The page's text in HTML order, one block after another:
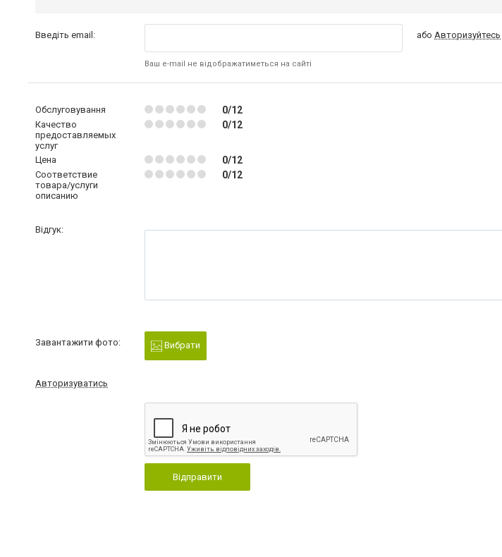
Введіть email:
Ваш e-mail не відображатиметься на сайті
абоАвторизуйтесь
Обслуговування 0/12
Качество
предоставляемых
услуг
0/12
Цена 0/12
Соответствие
товара/услуги
описанию
0/12
Відгук:
Завантажити фото: Вибрати
Авторизуватись
Відправити